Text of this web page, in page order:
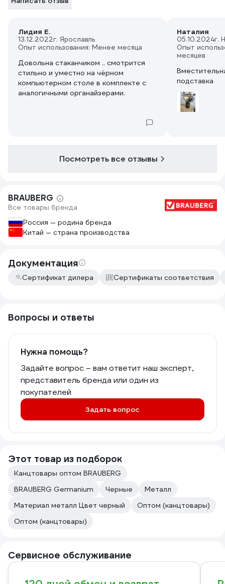
Лидия Е.
13.12.2022г. Ярославль
Опыт использования: Менее месяца
Довольна стаканчиком .. смотрится
стильно и уместно на чёрном
компьютерном столе в комплекте с
аналогичными органайзерами.
Наталия
05.10.2024г.
Опыт
месяцев
подставка
Посмотреть все отзывы
BRAUBERG
Все товары бренда
Россия — родина бренда
Китай — страна производства
Документация
Сертификат дилера Сертификаты соответствия
Вопросы и ответы
Нужна помощь?
Задайте вопрос – вам ответит наш эксперт,
представитель бренда или один из
покупателей
Задать вопрос
Этот товар из подборок
Канцтовары оптом BRAUBERG
BRAUBERG Germanium
Черные
Металл
Материал металл Цвет черный
Оптом (канцтовары)
Оптом (канцтовары)
Сервисное обслуживание